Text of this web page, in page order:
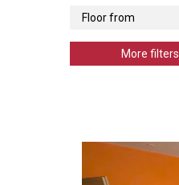
More filters